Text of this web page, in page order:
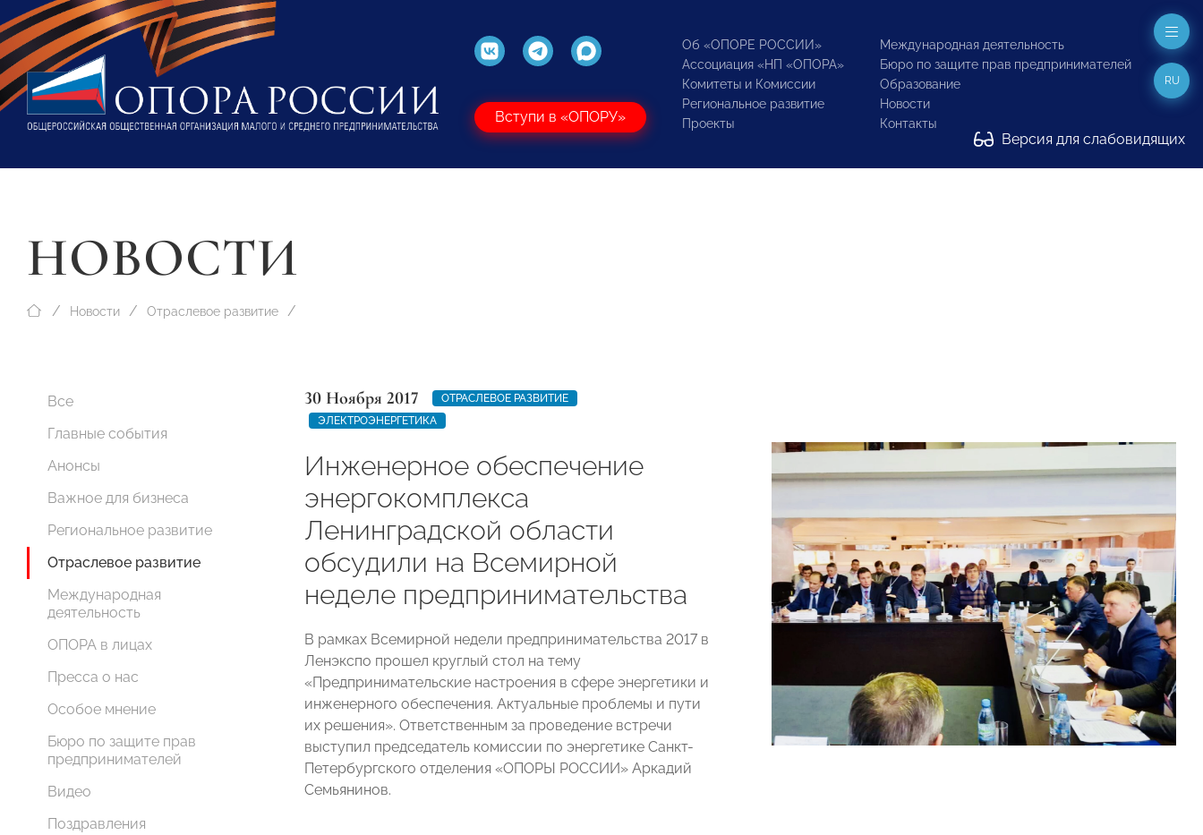
Вступи в «ОПОРУ»
Об «ОПОРЕ РОССИИ»
Ассоциация «НП «ОПОРА»
Комитеты и Комиссии
Региональное развитие
Проекты
Международная деятельность
Бюро по защите прав предпринимателей
Образование
Новости
Контакты
Версия для слабовидящих
RU
НОВОСТИ
Новости Отраслевое развитие
Все
Главные события
Анонсы
Важное для бизнеса
Региональное развитие
Отраслевое развитие
Международная
деятельность
ОПОРА в лицах
Пресса о нас
Особое мнение
Бюро по защите прав
предпринимателей
Видео
Поздравления
30 Ноября 2017
ОТРАСЛЕВОЕ РАЗВИТИЕ
ЭЛЕКТРОЭНЕРГЕТИКА
Инженерное обеспечение
энергокомплекса
Ленинградской области
обсудили на Всемирной
неделе предпринимательства
В рамках Всемирной недели предпринимательства 2017 в
Ленэкспо прошел круглый стол на тему
«Предпринимательские настроения в сфере энергетики и
инженерного обеспечения. Актуальные проблемы и пути
их решения». Ответственным за проведение встречи
выступил председатель комиссии по энергетике Санкт-
Петербургского отделения «ОПОРЫ РОССИИ» Аркадий
Семьянинов.